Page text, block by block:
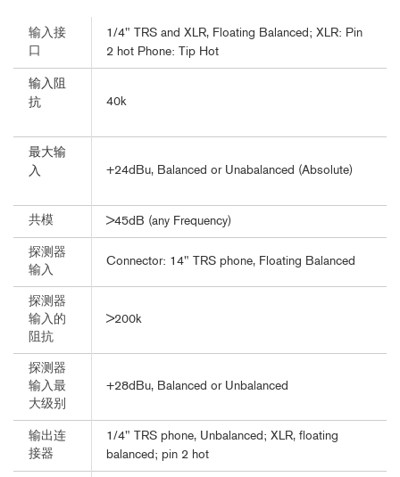
输入接
口
1/4" TRS and XLR, Floating Balanced; XLR: Pin
2 hot Phone: Tip Hot
输入阻
抗
40k
最大输
入
+24dBu, Balanced or Unabalanced (Absolute)
共模 >45dB (any Frequency)
探测器
输入
Connector: 14" TRS phone, Floating Balanced
探测器
输入的
阻抗
>200k
探测器
输入最
大级别
+28dBu, Balanced or Unbalanced
输出连
接器
1/4" TRS phone, Unbalanced; XLR, floating
balanced; pin 2 hot